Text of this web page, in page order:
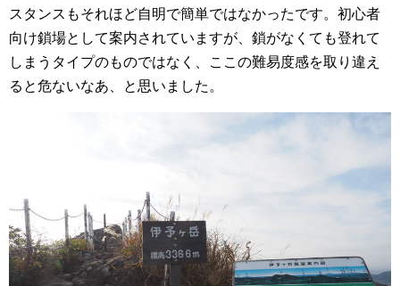
スタンスもそれほど自明で簡単ではなかったです。初心者
向け鎖場として案内されていますが、鎖がなくても登れて
しまうタイプのものではなく、ここの難易度感を取り違え
ると危ないなあ、と思いました。